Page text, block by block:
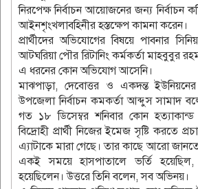
নিরপেক্ষ নির্বাচন আয়োজনের জন্য নির্বাচন
আইনশৃংখলাবহিনীর হস্তক্ষেপ কামনা করেন।
প্রার্থীদের অভিযোগের বিষয়ে পাবনার
আটঘরিয়া পৌর রিটানিং কর্মকর্তা মাহবুবুর
এ ধরনের কোন অভিযোগ আসেনি।
মাঝপাড়া, দেবোত্তর ও একদন্ত
উপজেলা নির্বাচন কমকর্তা আব্দুস সামাদ
গত ১৮ ডিসেম্বর শনিবার কোন হত্যাকান্ড
বিদ্রোহী প্রার্থী নিজের ইমেজ সৃষ্টি করতে
এ্যাটাকে মারা গেছে। তার কাছে আরো
একই সময়ে হাসপাতালে ভর্তি
হয়েছিলেন। উত্তরে তিনি বলেন, সব অভিনয়।